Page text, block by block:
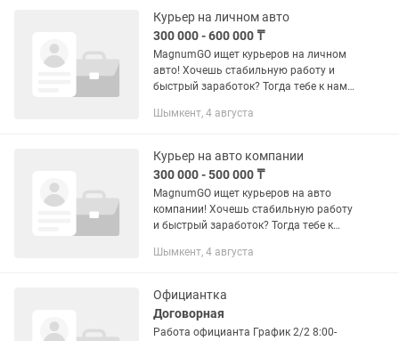
Курьер на личном авто
300 000 - 600 000 ₸
MagnumGO ищет курьеров на личном
авто! Хочешь стабильную работу и
быстрый заработок? Тогда тебе к нам!
000 до 600 000 ₸; — График 2/2,
Шымкент, 4 августа
Курьер на авто компании
300 000 - 500 000 ₸
MagnumGO ищет курьеров на авто
компании! Хочешь стабильную работу
и быстрый заработок? Тогда тебе к
300 000 до 500 000 ₸; — График 2/2,
Шымкент, 4 августа
Официантка
Договорная
Работа официанта График 2/2 8:00-